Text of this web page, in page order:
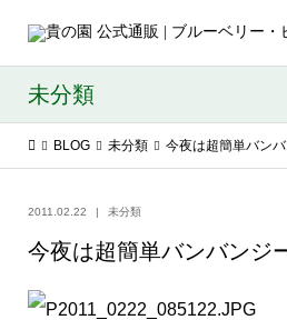
未分類
BLOG 未分類 今夜は超簡単バン
2011.02.22 未分類
今夜は超簡単バンバンジ